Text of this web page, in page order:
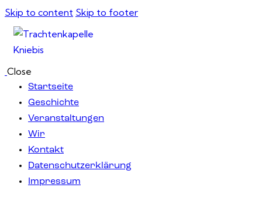
Skip to content Skip to footer
Close
Startseite
Geschichte
Veranstaltungen
Wir
Kontakt
Datenschutzerklärung
Impressum